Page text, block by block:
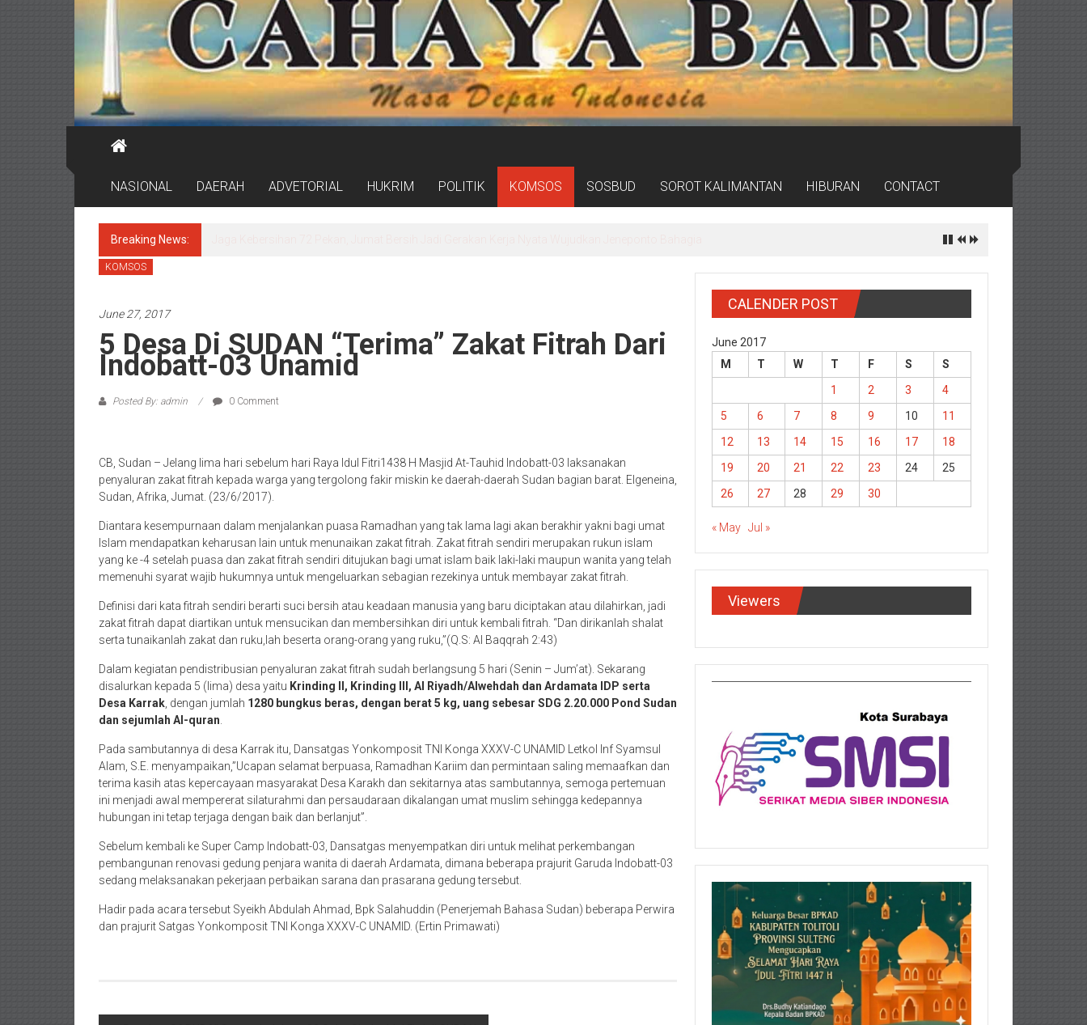
NASIONAL DAERAH ADVETORIAL HUKRIM POLITIK KOMSOS SOSBUD SOROT KALIMANTAN HIBURAN CONTACT
Breaking News:
KOMSOS
June 27, 2017
5 Desa Di SUDAN “Terima” Zakat Fitrah Dari
Indobatt-03 Unamid
Posted By: admin 0 Comment
CB, Sudan – Jelang lima hari sebelum hari Raya Idul Fitri1438 H Masjid At-Tauhid Indobatt-03 laksanakan
penyaluran zakat fitrah kepada warga yang tergolong fakir miskin ke daerah-daerah Sudan bagian barat. Elgeneina,
Sudan, Afrika, Jumat. (23/6/2017).
Diantara kesempurnaan dalam menjalankan puasa Ramadhan yang tak lama lagi akan berakhir yakni bagi umat
Islam mendapatkan keharusan lain untuk menunaikan zakat fitrah. Zakat fitrah sendiri merupakan rukun islam
yang ke -4 setelah puasa dan zakat fitrah sendiri ditujukan bagi umat islam baik laki-laki maupun wanita yang telah
memenuhi syarat wajib hukumnya untuk mengeluarkan sebagian rezekinya untuk membayar zakat fitrah.
Definisi dari kata fitrah sendiri berarti suci bersih atau keadaan manusia yang baru diciptakan atau dilahirkan, jadi
zakat fitrah dapat diartikan untuk mensucikan dan membersihkan diri untuk kembali fitrah. “Dan dirikanlah shalat
serta tunaikanlah zakat dan ruku,lah beserta orang-orang yang ruku,”(Q.S: Al Baqqrah 2:43)
Dalam kegiatan pendistribusian penyaluran zakat fitrah sudah berlangsung 5 hari (Senin – Jum’at). Sekarang
disalurkan kepada 5 (lima) desa yaitu Krinding II, Krinding III, Al Riyadh/Alwehdah dan Ardamata IDP serta
Desa Karrak , dengan jumlah 1280 bungkus beras, dengan berat 5 kg, uang sebesar SDG 2.20.000 Pond Sudan
dan sejumlah Al-quran
Pada sambutannya di desa Karrak itu, Dansatgas Yonkomposit TNI Konga XXXV-C UNAMID Letkol Inf Syamsul
Alam, S.E. menyampaikan,”Ucapan selamat berpuasa, Ramadhan Kariim dan permintaan saling memaafkan dan
terima kasih atas kepercayaan masyarakat Desa Karakh dan sekitarnya atas sambutannya, semoga pertemuan
ini menjadi awal mempererat silaturahmi dan persaudaraan dikalangan umat muslim sehingga kedepannya
hubungan ini tetap terjaga dengan baik dan berlanjut”.
Sebelum kembali ke Super Camp Indobatt-03, Dansatgas menyempatkan diri untuk melihat perkembangan
pembangunan renovasi gedung penjara wanita di daerah Ardamata, dimana beberapa prajurit Garuda Indobatt-03
sedang melaksanakan pekerjaan perbaikan sarana dan prasarana gedung tersebut.
Hadir pada acara tersebut Syeikh Abdulah Ahmad, Bpk Salahuddin (Penerjemah Bahasa Sudan) beberapa Perwira
dan prajurit Satgas Yonkomposit TNI Konga XXXV-C UNAMID. (Ertin Primawati)
CALENDER POST
June 2017
M
T W T F S
S
1
2 3
4
5
6 7 8 9 10
11
12
13 14 15 16 17
18
19
20 21 22 23 24
25
26
27 28 29 30
« May Jul »
Viewers